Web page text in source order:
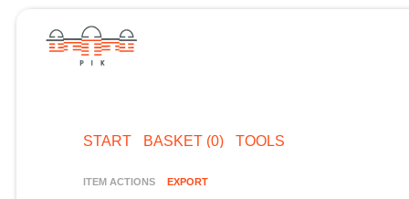
START BASKET (0) TOOLS
ITEM ACTIONS EXPORT